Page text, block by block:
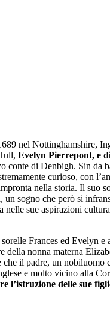
nel Nottinghamshire,
Evelyn Pierrepont, e
conte di Denbigh. Sin da
curioso, con
nella storia. Il suo
un sogno che però si
nelle sue aspirazioni
Frances ed Evelyn e
della nonna materna
il padre, un nobiluomo
e molto vicino alla
l’istruzione delle sue